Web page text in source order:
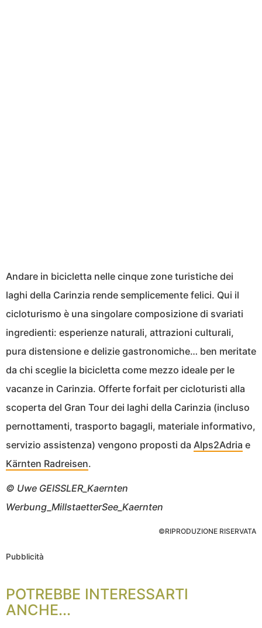
Andare in bicicletta nelle cinque zone turistiche dei
laghi della Carinzia rende semplicemente felici. Qui il
cicloturismo è una singolare composizione di svariati
ingredienti: esperienze naturali, attrazioni culturali,
pura distensione e delizie gastronomiche… ben meritate
da chi sceglie la bicicletta come mezzo ideale per le
vacanze in Carinzia. Offerte forfait per cicloturisti alla
scoperta del Gran Tour dei laghi della Carinzia (incluso
pernottamenti, trasporto bagagli, materiale informativo,
servizio assistenza) vengono proposti da Alps2Adria e
Kärnten Radreisen.
© Uwe GEISSLER_Kaernten
Werbung_MillstaetterSee_Kaernten
©RIPRODUZIONE RISERVATA
Pubblicità
POTREBBE INTERESSARTI
ANCHE...